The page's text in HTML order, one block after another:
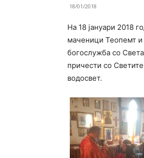
18/01/2018
На 18 јануари 2018
маченици Теопемт и
богослужба со
причести со
водосвет.